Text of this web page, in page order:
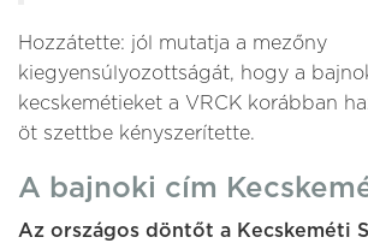
Hozzátette: jól mutatja a mezőny
kiegyensúlyozottságát, hogy a
kecskemétieket a VRCK korábban
öt szettbe kényszerítette.
A bajnoki cím
Az országos döntőt a Kecskeméti